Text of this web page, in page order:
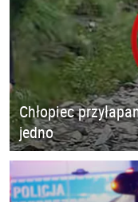
Chłopiec
jedno